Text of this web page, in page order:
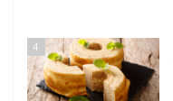
4